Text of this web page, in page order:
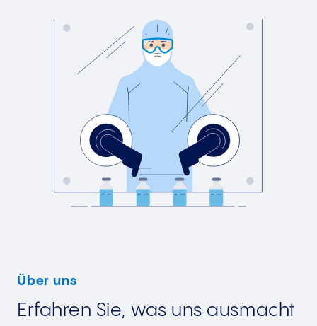
Über uns
Erfahren Sie, was uns ausmacht